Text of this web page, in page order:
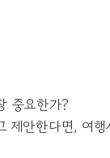
중요한가?
제안한다면, 여